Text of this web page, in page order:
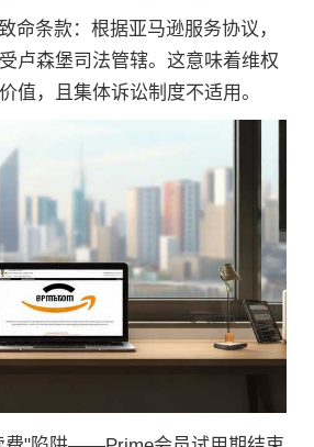
命条款：根据亚马逊服务协议，
卢森堡司法管辖。这意味着维权
值，且集体诉讼制度不适用。